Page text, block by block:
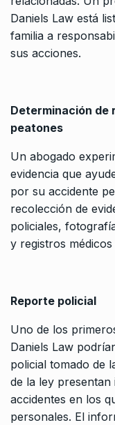
Daniels Law está
familia a
sus acciones.
Determinación de
peatones
Un abogado
evidencia que
por su accidente
recolección de
policiales,
y registros
Reporte policial
Uno de los
Daniels Law
policial tomado de
de la ley presentan
accidentes en los
personales. El